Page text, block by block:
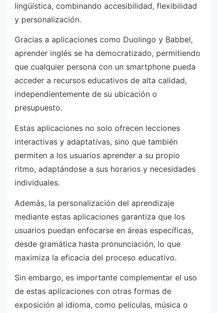
lingüística, combinando accesibilidad, flexibilidad
y personalización.
Gracias a aplicaciones como Duolingo y Babbel,
aprender inglés se ha democratizado, permitiendo
que cualquier persona con un smartphone pueda
acceder a recursos educativos de alta calidad,
independientemente de su ubicación o
presupuesto.
Estas aplicaciones no solo ofrecen lecciones
interactivas y adaptativas, sino que también
permiten a los usuarios aprender a su propio
ritmo, adaptándose a sus horarios y necesidades
individuales.
Además, la personalización del aprendizaje
mediante estas aplicaciones garantiza que los
usuarios puedan enfocarse en áreas específicas,
desde gramática hasta pronunciación, lo que
maximiza la eficacia del proceso educativo.
Sin embargo, es importante complementar el uso
de estas aplicaciones con otras formas de
exposición al idioma, como películas, música o